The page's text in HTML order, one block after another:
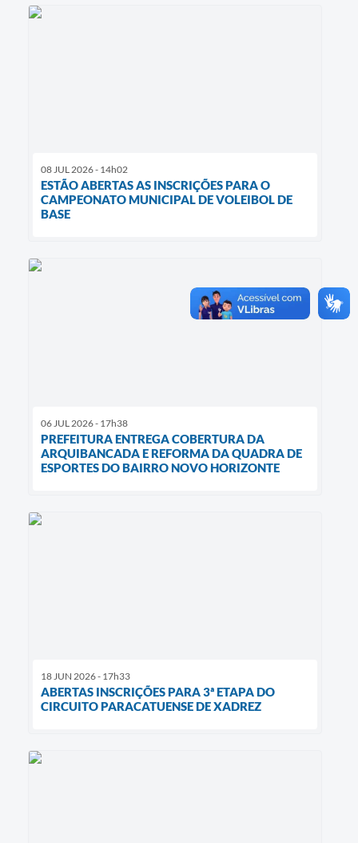
08 JUL 2026 - 14h02
ESTÃO ABERTAS AS INSCRIÇÕES PARA O
CAMPEONATO MUNICIPAL DE VOLEIBOL DE
BASE
06 JUL 2026 - 17h38
PREFEITURA ENTREGA COBERTURA DA
ARQUIBANCADA E REFORMA DA QUADRA DE
ESPORTES DO BAIRRO NOVO HORIZONTE
18 JUN 2026 - 17h33
ABERTAS INSCRIÇÕES PARA 3ª ETAPA DO
CIRCUITO PARACATUENSE DE XADREZ